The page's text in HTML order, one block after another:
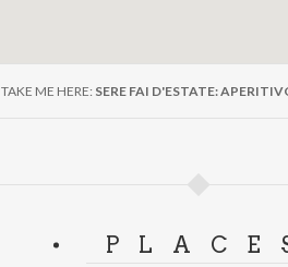
TAKE ME HERE: SERE FAI D'ESTATE: